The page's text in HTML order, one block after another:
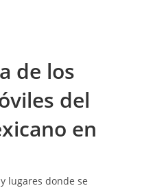
de los
del
en
lugares donde se